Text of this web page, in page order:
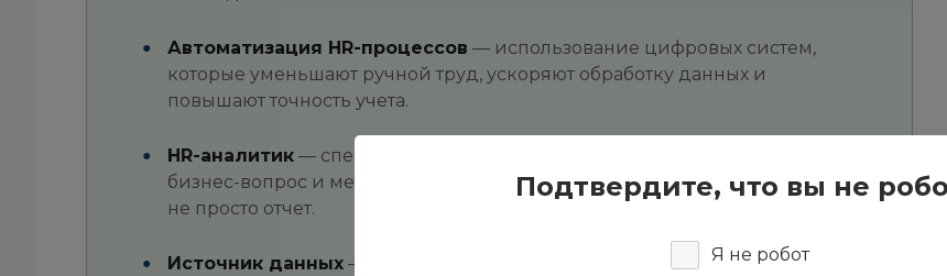
Подтвердите, что вы не
Я не робот
Автоматизация HR-процессов — использование цифровых систем,
которые уменьшают ручной труд, ускоряют обработку данных и
повышают точность учета.
HR-аналитик— специалист, который связывает кадровые данные,
бизнес-вопрос и метод анализа, чтобы получить практический вывод, а
не просто отчет.
Источник данных— система или канал, из которого компания получает